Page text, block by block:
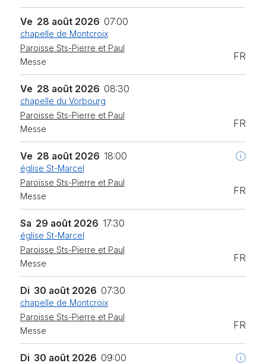
Ve 28 août 2026 07:00
chapelle de Montcroix
Paroisse Sts-Pierre et Paul
Messe
FR
Ve 28 août 2026 08:30
chapelle du Vorbourg
Paroisse Sts-Pierre et Paul
Messe
FR
Ve 28 août 2026 18:00
église St-Marcel
Paroisse Sts-Pierre et Paul
Messe
FR
Sa 29 août 2026 17:30
église St-Marcel
Paroisse Sts-Pierre et Paul
Messe
FR
Di 30 août 2026 07:30
chapelle de Montcroix
Paroisse Sts-Pierre et Paul
Messe
FR
Di 30 août 2026 09:00